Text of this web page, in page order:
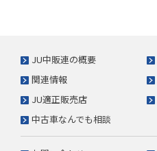
JU中販連の概要
関連情報
JU適正販売店
中古車なんでも相談